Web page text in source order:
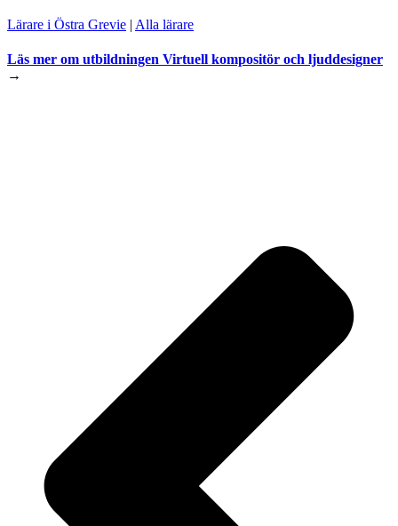
Lärare i Östra Grevie | Alla lärare
Läs mer om utbildningen Virtuell kompositör och ljuddesigner
→